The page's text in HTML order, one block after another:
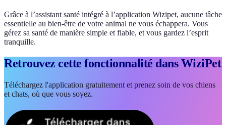
Grâce à l’assistant santé intégré à l’application Wizipet, aucune tâche
essentielle au bien-être de votre animal ne vous échappera. Vous
gérez sa santé de manière simple et fiable, et vous gardez l’esprit
tranquille.
Retrouvez cette fonctionnalité dans WiziPet
Téléchargez l'application gratuitement et prenez soin de vos chiens
et chats, où que vous soyez.